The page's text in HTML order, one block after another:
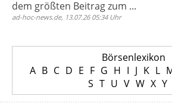
dem größten Beitrag zum ...
ad-hoc-news.de, 13.07.26 05:34 Uhr
Börsenlexikon
A B C D E F G H I J K L
S T U V W X Y